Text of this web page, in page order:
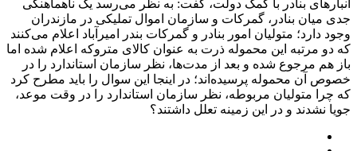
انبارهای بنادر با کمک دولت، گفت: به نظر می‌رسد یک ناهماهنگی
جدی میان بنادر، گمرکات و سازمان اموال تملیکی در مازندران
وجود دارد؛ متولیان امور بنادر و گمرکات بندر امیرآباد اعلام می‌کنند
که دو مرتبه این محموله ذرت به عنوان کالای متروکه اعلام شده اما
باز هم مرجوع شده و بعد از مدت‌ها، نظر سازمان استاندارد را در
خصوص آن محموله پرسیده‌اند؛ در اینجا این سوال را باید مطرح کرد
که چرا متولیان مربوطه، نظر سازمان استاندارد را در وقت موعد،
جویا نشدند و در این زمینه تعلل داشتند؟